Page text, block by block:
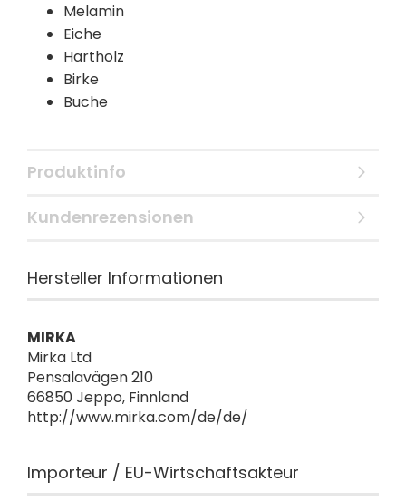
Melamin
Eiche
Hartholz
Birke
Buche
Produktinfo
Kundenrezensionen
Hersteller Informationen
MIRKA
Mirka Ltd
Pensalavägen 210
66850 Jeppo, Finnland
http://www.mirka.com/de/de/
Importeur / EU-Wirtschaftsakteur